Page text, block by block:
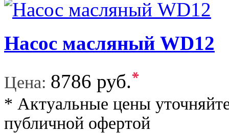
Насос масляный WD12
Цена: 8786 руб.*
* Актуальные цены
публичной офертой